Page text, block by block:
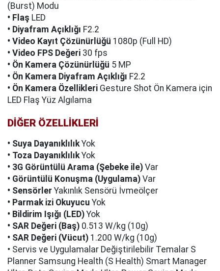
(Burst) Modu
• Flaş LED
• Diyafram Açıklığı F2.2
• Video Kayıt Çözünürlüğü 1080p (Full HD)
• Video FPS Değeri 30 fps
• Ön Kamera Çözünürlüğü 5 MP
• Ön Kamera Diyafram Açıklığı F2.2
• Ön Kamera Özellikleri Gesture Shot Ön Kamera için
LED Flaş Yüz Algılama
DİĞER ÖZELLİKLERİ
• Suya DayanıklılıkYok
• Toza DayanıklılıkYok
• 3G Görüntülü Arama (Şebeke ile) Var
• Görüntülü Konuşma (Uygulama) Var
• Sensörler Yakınlık Sensörü İvmeölçer
• Parmak izi Okuyucu Yok
• Bildirim Işığı (LED) Yok
• SAR Değeri (Baş) 0.513 W/kg (10g)
• SAR Değeri (Vücut) 1.200 W/kg (10g)
• Servis ve Uygulamalar Değiştirilebilir Temalar S
Planner Samsung Health (S Health) Smart Manager